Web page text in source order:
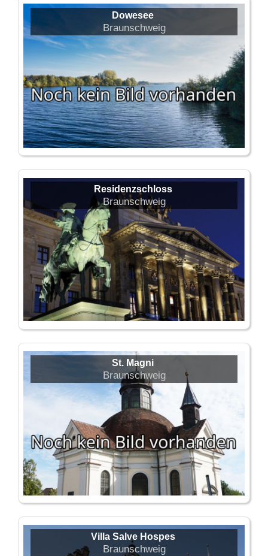
Dowesee
Braunschweig
Residenzschloss
Braunschweig
St. Magni
Braunschweig
Villa Salve Hospes
Braunschweig